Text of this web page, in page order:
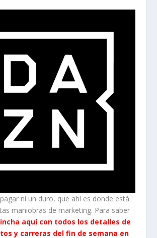
ni un duro, que ahí es donde está
maniobras de marketing. Para saber
aquí con todos los detalles de
y carreras del fin de semana en